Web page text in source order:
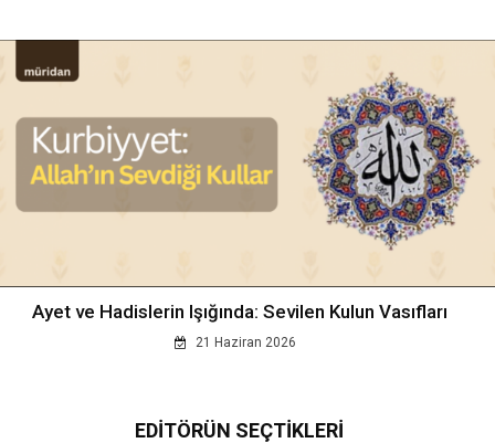
Ayet ve Hadislerin Işığında: Sevilen Kulun Vasıfları
21 Haziran 2026
EDİTÖRÜN SEÇTİKLERİ